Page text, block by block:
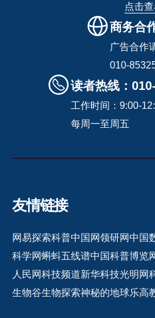
点击
商务合
广告合作
010-
读者热线：
工作时间：9:00-
每周一至周五
友情链接
网易探索科普中国网领研网中国
科学网蝌蚪五线谱中国科普博览
人民网科技频道新华科技光明网
生物谷生物探索神秘的地球乐高